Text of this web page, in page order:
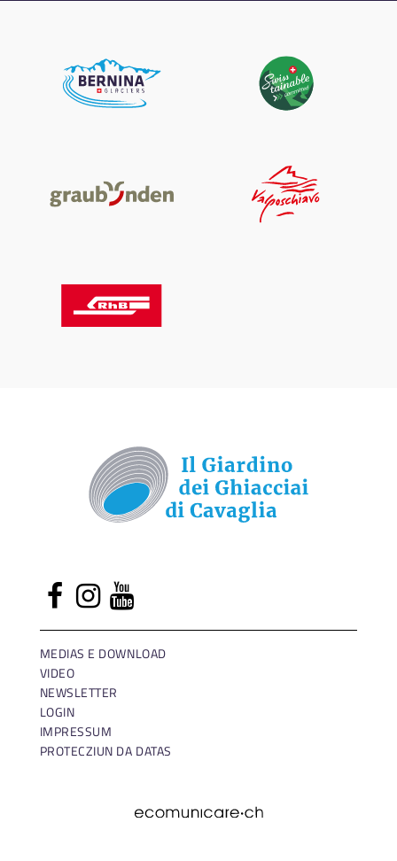
MEDIAS E DOWNLOAD
VIDEO
NEWSLETTER
LOGIN
IMPRESSUM
PROTECZIUN DA DATAS